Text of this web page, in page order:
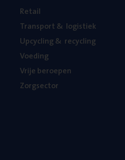
Retail
Trans­port& logistiek
Upcy­cling& recycling
Voe­ding
Vrije beroe­pen
Zorg­sec­tor